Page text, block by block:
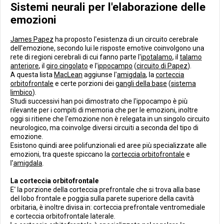
Sistemi neurali per l'elaborazione delle
emozioni
James Papez ha proposto l'esistenza di un circuito cerebrale
dell'emozione, secondo lui le risposte emotive coinvolgono una
rete di regioni cerebrali di cui fanno parte l'ipotalamo, il talamo
anteriore, il giro cingolato e l'ippocampo (circuito di Papez).
A questa lista MacLean aggiunse l'amigdala, la corteccia
orbitofrontale e certe porzioni dei gangli della base (sistema
limbico).
Studi successivi han poi dimostrato che l'ippocampo è più
rilevante per i compiti di memoria che per le emozioni, inoltre
oggi si ritiene che l'emozione non è relegata in un singolo circuito
neurologico, ma coinvolge diversi circuiti a seconda del tipo di
emozione.
Esistono quindi aree polifunzionali ed aree più specializzate alle
emozioni, tra queste spiccano la corteccia orbitofrontale e
l'amigdala
La corteccia orbitofrontale
E' la porzione della corteccia prefrontale che si trova alla base
del lobo frontale e poggia sulla parete superiore della cavità
orbitaria, è inoltre divisa in: corteccia prefrontale ventromediale
e corteccia orbitofrontale laterale.